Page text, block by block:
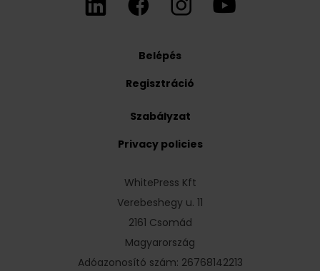
Belépés
Regisztráció
WhitePress Kft
Verebeshegy u. 11
2161 Csomád
Magyarország
Adóazonosító szám: 26768142213
Szabályzat
Privacy policies